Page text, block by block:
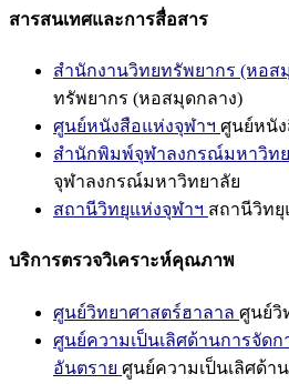
สารสนเทศและการสื่อสาร
สำนักงานวิทยทรัพยากร (หอส
ทรัพยากร (หอสมุดกลาง)
ศูนย์หนังสือแห่งจุฬาฯ ศูนย์หนั
สำนักพิมพ์จุฬาลงกรณ์มหาวิท
จุฬาลงกรณ์มหาวิทยาลัย
สถานีวิทยุแห่งจุฬาฯ สถานีวิทยุ
บริการตรวจวิเคราะห์คุณภาพ
ศูนย์วิทยาศาสตร์ฮาลาล ศูนย์วิ
ศูนย์ความเป็นเลิศด้านการจัดก
อันตราย ศูนย์ความเป็นเลิศด้า